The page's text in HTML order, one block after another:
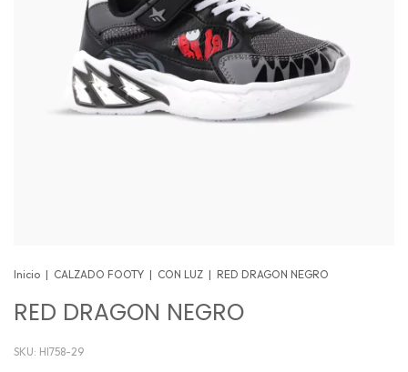
Inicio | CALZADO FOOTY | CON LUZ | RED DRAGON NEGRO
RED DRAGON NEGRO
SKU: HI758-29